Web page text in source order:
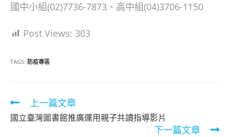
國中小組(02)7736-7873、高中組(04)3706-1150
Post Views: 303
TAGS: 防疫專區
Read
more
上一篇文章
國立臺灣圖書館推廣運用親子共讀指導影片
下一篇文章